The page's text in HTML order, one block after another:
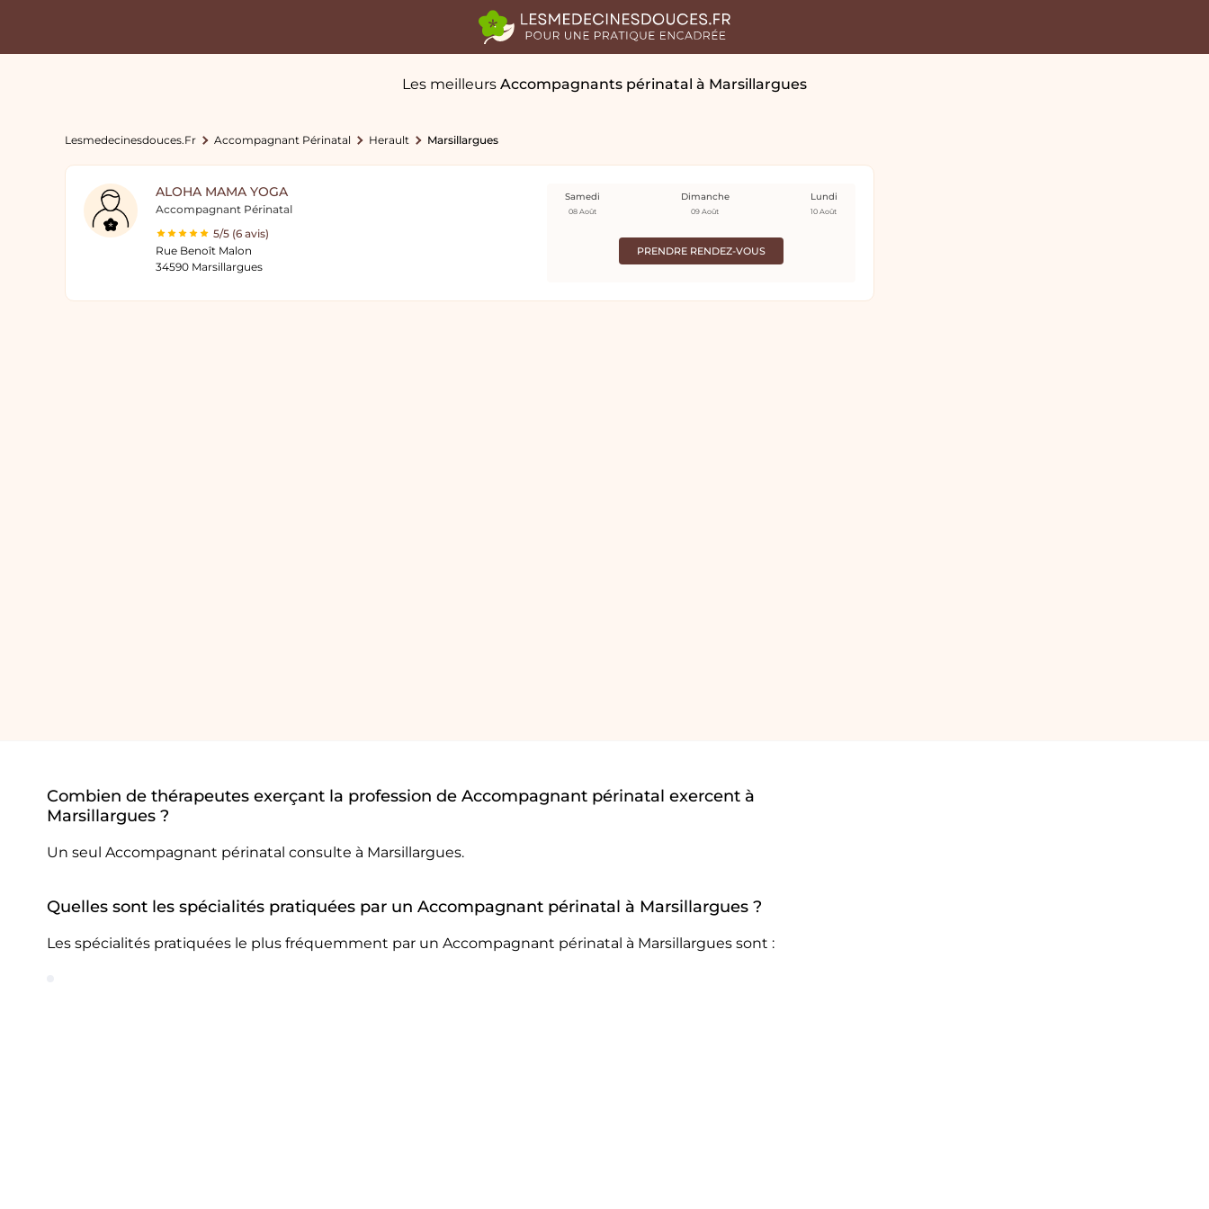
Les meilleurs Accompagnants périnatal à Marsillargues
Lesmedecinesdouces.fr Accompagnant Périnatal Herault Marsillargues
ALOHA MAMA YOGA
Accompagnant Périnatal
5/5 (6 avis)
Rue Benoît Malon
34590 Marsillargues
PRENDRE RENDEZ-VOUS
Samedi
08 Août
Dimanche
09 Août
Lundi
10 Août
Combien de thérapeutes exerçant la profession de Accompagnant périnatal exercent à
Marsillargues ?
Un seul Accompagnant périnatal consulte à Marsillargues.
Quelles sont les spécialités pratiquées par un Accompagnant périnatal à Marsillargues ?
Les spécialités pratiquées le plus fréquemment par un Accompagnant périnatal à Marsillargues sont :